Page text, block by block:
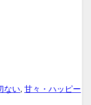
ない, 甘々・ハッピー